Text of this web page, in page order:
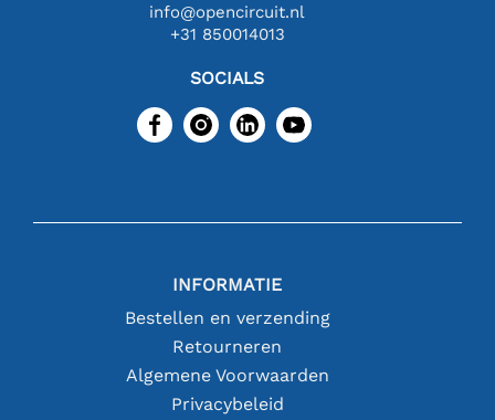
info@opencircuit.nl
+31 850014013
SOCIALS
INFORMATIE
Bestellen en verzending
Retourneren
Algemene Voorwaarden
Privacybeleid